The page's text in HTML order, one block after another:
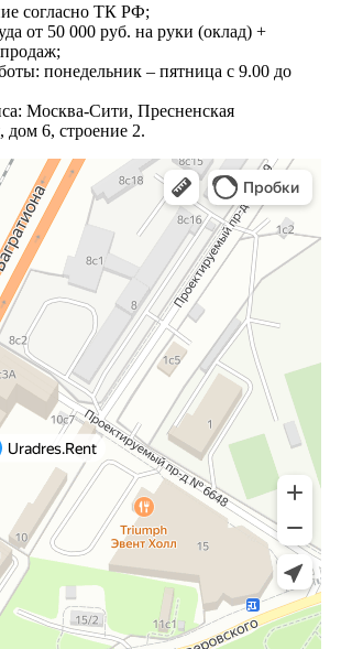
согласно ТК РФ;
от 50 000 руб. на руки (оклад) +
понедельник – пятница с 9.00 до
Москва-Сити, Пресненская
дом 6, строение 2.